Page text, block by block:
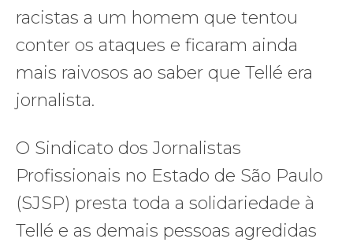
racistas a um homem que tentou
conter os ataques e ficaram ainda
mais raivosos ao saber que Tellé era
jornalista.
O Sindicato dos Jornalistas
Profissionais no Estado de São Paulo
(SJSP) presta toda a solidariedade à
Tellé e as demais pessoas agredidas